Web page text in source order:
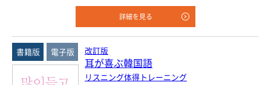
発行年月
年
詳細を見る
改訂版
耳が喜ぶ韓国語
リスニング体得トレーニング
書籍版 電子版